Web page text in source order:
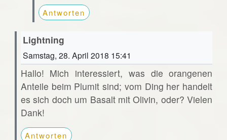
Antworten
Lightning
Samstag, 28. April 2018 15:41
Hallo! Mich interessiert, was die orangenen
Anteile beim Plumit sind; vom Ding her handelt
es sich doch um Basalt mit Olivin, oder? Vielen
Dank!
Antworten